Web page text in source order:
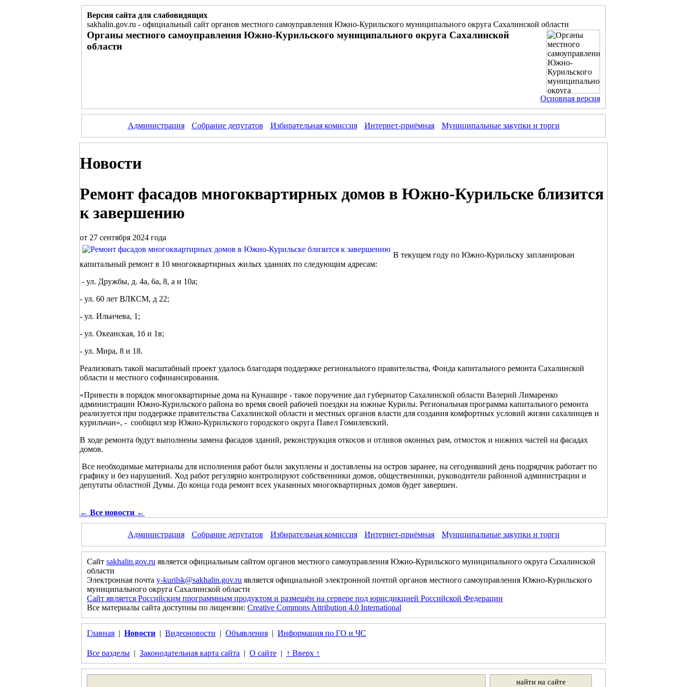
Версия сайта для слабовидящих
sakhalin.gov.ru - официальный сайт органов местного самоуправления Южно-Курильского муниципального округа Сахалинской области
Органы местного самоуправления Южно-Курильского муниципального округа Сахалинской
области
Основная версия
Администрация Собрание депутатов Избирательная комиссия Интернет-приёмная Муниципальные закупки и торги
Новости
Ремонт фасадов многоквартирных домов в Южно-Курильске близится
к завершению
от 27 сентября 2024 года
В текущем году по Южно-Курильску запланирован
капитальный ремонт в 10 многоквартирных жилых зданиях по следующим адресам:
- ул. Дружбы, д. 4а, 6а, 8, а и 10а;
- ул. 60 лет ВЛКСМ, д 22;
- ул. Ильичева, 1;
- ул. Океанская, 1б и 1в;
- ул. Мира, 8 и 18.
Реализовать такой масштабный проект удалось благодаря поддержке регионального правительства, Фонда капитального ремонта Сахалинской
области и местного софинансирования.
«Привести в порядок многоквартирные дома на Кунашире - такое поручение дал губернатор Сахалинской области Валерий Лимаренко
администрации Южно-Курильского района во время своей рабочей поездки на южные Курилы. Региональная программа капитального ремонта
реализуется при поддержке правительства Сахалинской области и местных органов власти для создания комфортных условий жизни сахалинцев и
курильчан», - сообщил мэр Южно-Курильского городского округа Павел Гомилевский.
В ходе ремонта будут выполнены замена фасадов зданий, реконструкция откосов и отливов оконных рам, отмосток и нижних частей на фасадах
домов.
Все необходимые материалы для исполнения работ были закуплены и доставлены на остров заранее, на сегодняшний день подрядчик работает по
графику и без нарушений. Ход работ регулярно контролируют собственники домов, общественники, руководители районной администрации и
депутаты областной Думы. До конца года ремонт всех указанных многоквартирных домов будет завершен.
← Все новости ←
Администрация Собрание депутатов Избирательная комиссия Интернет-приёмная Муниципальные закупки и торги
Сайт sakhalin.gov.ru является официальным сайтом органов местного самоуправления Южно-Курильского муниципального округа Сахалинской
области
Электронная почта y-kurilsk@sakhalin.gov.ru является официальной электронной почтой органов местного самоуправления Южно-Курильского
муниципального округа Сахалинской области
Сайт является Российским программным продуктом и размещён на сервере под юрисдикцией Российской Федерации
Все материалы сайта доступны по лицензии: Creative Commons Attribution 4.0 International
Главная | Новости | Видеоновости | Объявления | Информация по ГО и ЧС
Все разделы | Законодательная карта сайта | О сайте | ↑ Вверх ↑